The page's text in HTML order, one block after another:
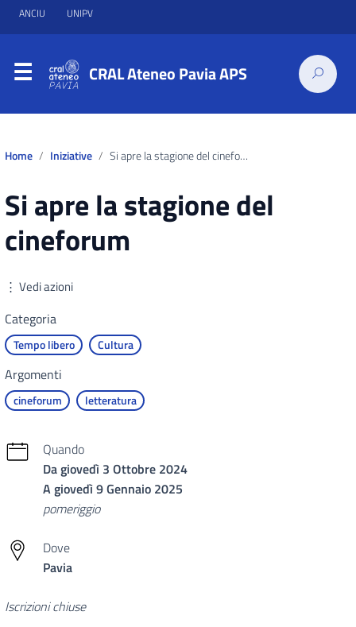
ANCIU UNIPV
CRAL Ateneo Pavia APS
Home Iniziative Si apre la stagione del cineforum
Si apre la stagione del
cineforum
⋮ Vedi azioni
Categoria
Tempo libero Cultura
Argomenti
cineforum letteratura
Quando
Da giovedì 3 Ottobre 2024
A giovedì 9 Gennaio 2025
pomeriggio
Dove
Pavia
Iscrizioni chiuse